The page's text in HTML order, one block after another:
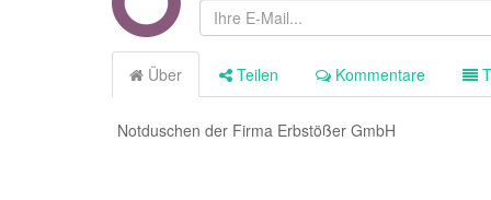
Über Teilen Kommentare
Notduschen der Firma Erbstößer GmbH